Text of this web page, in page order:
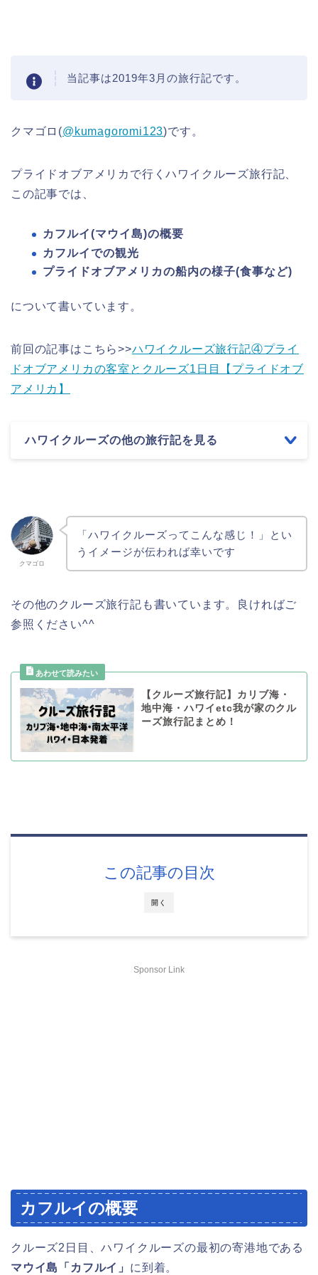
当記事は2019年3月の旅行記です。
クマゴロ(@kumagoromi123)です。
プライドオブアメリカで行くハワイクルーズ旅行記、
この記事では、
カフルイ(マウイ島)の概要
カフルイでの観光
プライドオブアメリカの船内の様子(食事など)
について書いています。
前回の記事はこちら>>ハワイクルーズ旅行記④プライ
ドオブアメリカの客室とクルーズ1日目【プライドオブ
アメリカ】
ハワイクルーズの他の旅行記を見る
クマゴロ
「ハワイクルーズってこんな感じ！」とい
うイメージが伝われば幸いです
その他のクルーズ旅行記も書いています。良ければご
参照ください^^
【クルーズ旅行記】カリブ海・
地中海・ハワイetc我が家のクル
ーズ旅行記まとめ！
開く
この記事の目次
Sponsor Link
カフルイの概要
クルーズ2日目、ハワイクルーズの最初の寄港地である
マウイ島「カフルイ」 に到着。